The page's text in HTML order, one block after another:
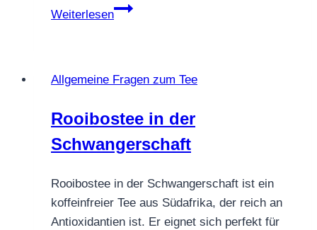
Weiterlesen
Früchtetee
Allgemeine Fragen zum Tee
Rooibostee in der
Schwangerschaft
Rooibostee in der Schwangerschaft ist ein
koffeinfreier Tee aus Südafrika, der reich an
Antioxidantien ist. Er eignet sich perfekt für